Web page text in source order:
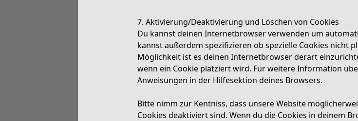
7. Aktivierung/Deaktivierung und Löschen von Cookies
Du kannst deinen Internetbrowser verwenden um
kannst außerdem spezifizieren ob spezielle Cookies nicht
Möglichkeit ist es deinen Internetbrowser derart
wenn ein Cookie platziert wird. Für weitere Information
Anweisungen in der Hilfesektion deines Browsers.
Bitte nimm zur Kentniss, dass unsere Website
Cookies deaktiviert sind. Wenn du die Cookies in deinem